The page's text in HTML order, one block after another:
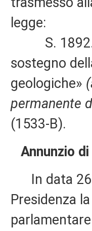
legge:
S. 1892. –
sostegno
geologiche»
permanente
(1533-B).
Annunzio
In data 26
Presidenza